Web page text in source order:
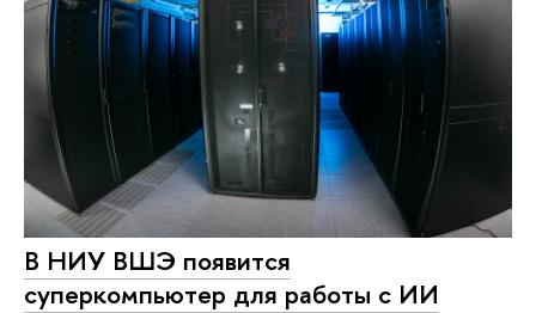
В НИУ ВШЭ появится
суперкомпьютер для работы с ИИ